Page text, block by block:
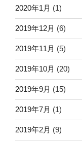
2020年1月 (1)
2019年12月 (6)
2019年11月 (5)
2019年10月 (20)
2019年9月 (15)
2019年7月 (1)
2019年2月 (9)